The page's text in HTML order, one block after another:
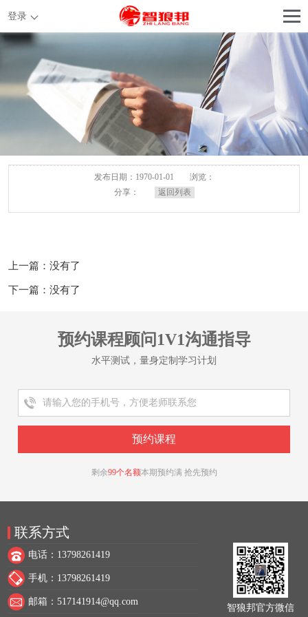
登录
发布日期：1970-01-01
浏览：
分享：
返回列表
上一篇：没有了
下一篇：没有了
预约课程顾问1V1沟通指导
水平测试，量身定制学习计划
剩余99个名额本期预约满 抢先预约
智狼邦官方微信
联系方式
电话：13798261419
手机：13798261419
邮箱：517141914@qq.com